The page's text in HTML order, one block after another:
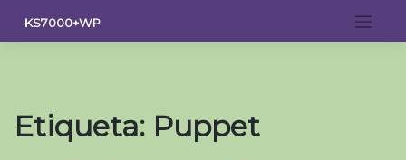
contenido
KS7000+WP
Etiqueta: Puppet